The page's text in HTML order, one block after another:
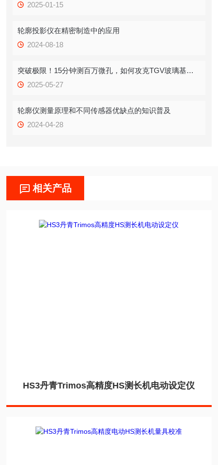
2025-01-15
轮廓投影仪在精密制造中的应用
2024-08-18
突破极限！15分钟测百万微孔，如何攻克TGV玻璃基板“卡脖子”难题？
2025-05-27
轮廓仪测量原理和不同传感器优缺点的知识普及
2024-04-28
相关产品
HS3丹青Trimos高精度HS测长机电动设定仪